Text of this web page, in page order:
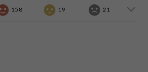
158 19 21